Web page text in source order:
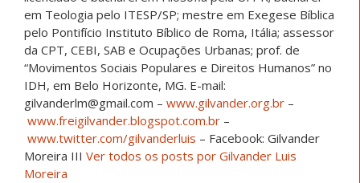
em Teologia pelo ITESP/SP; mestre em Exegese Bíblica
pelo Pontifício Instituto Bíblico de Roma, Itália; assessor
da CPT, CEBI, SAB e Ocupações Urbanas; prof. de
“Movimentos Sociais Populares e Direitos Humanos” no
IDH, em Belo Horizonte, MG. E-mail:
gilvanderlm@gmail.com – www.gilvander.org.br –
www.freigilvander.blogspot.com.br –
www.twitter.com/gilvanderluis – Facebook: Gilvander
Moreira III Ver todos os posts por Gilvander Luis
Moreira